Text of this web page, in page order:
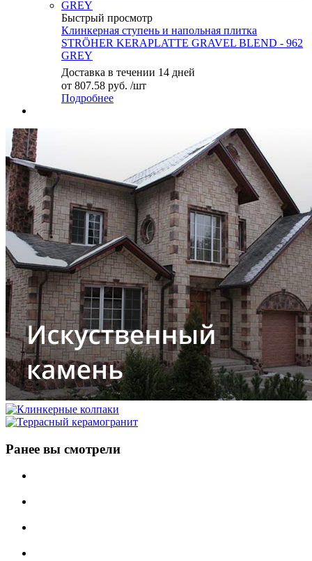
Быстрый просмотр
Клинкерная ступень и напольная плитка
STRÖHER KERAPLATTE GRAVEL BLEND - 962
GREY
Доставка в течении 14 дней
от 807.58 руб. /шт
Подробнее
Ранее вы смотрели